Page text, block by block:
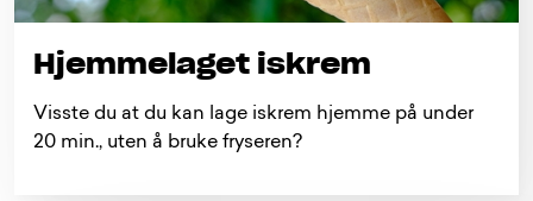
Hjemmelaget iskrem
Visste du at du kan lage iskrem hjemme på under
20 min., uten å bruke fryseren?